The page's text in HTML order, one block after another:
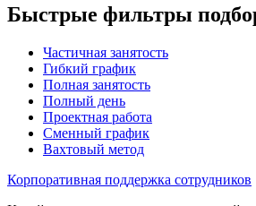
Быстрые фильтры
Частичная занятость
Гибкий график
Полная занятость
Полный день
Проектная работа
Сменный график
Вахтовый метод
Корпоративная поддержка сотрудников